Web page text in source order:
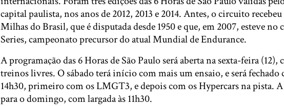
capital paulista, nos anos de 2012, 2013 e 2014. Antes, o circuito
Milhas do Brasil, que é disputada desde 1950 e que, em 2007, esteve no
Series, campeonato precursor do atual Mundial de Endurance.
A programação das 6 Horas de São Paulo será aberta na sexta-feira (12),
treinos livres. O sábado terá início com mais um ensaio, e será fechado
14h30, primeiro com os LMGT3, e depois com os Hypercars na pista.
para o domingo, com largada às 11h30.